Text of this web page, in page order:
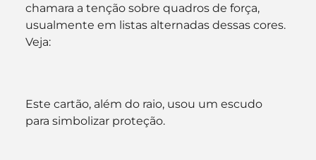
chamara a tenção sobre quadros de força,
usualmente em listas alternadas dessas cores.
Veja:
Este cartão, além do raio, usou um escudo
para simbolizar proteção.